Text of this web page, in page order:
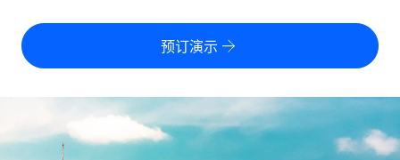
零实体成本实现全球扩张
全球合规聘用合同工
合同工管理
美国各州浏览器
Remote 无惧对比
了解我们的竞争优势
工具与计算器
误分类风险计算工具
员工成本计算器
计算任何国家的员工总成本
定价
中文（简体）
预订演示